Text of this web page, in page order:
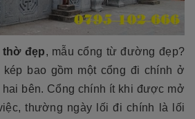
thờ đẹp, mẫu cổng từ đường đẹp?
bao gồm một cổng đi chính ở
bên. Cổng chính ít khi được mở
thường ngày lối đi chính là lối